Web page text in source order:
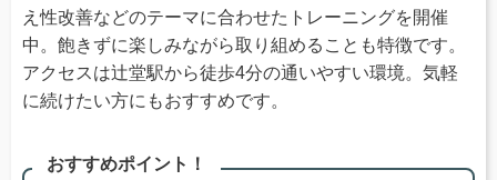
え性改善などのテーマに合わせたトレーニングを開催
中。飽きずに楽しみながら取り組めることも特徴です。
アクセスは辻堂駅から徒歩4分の通いやすい環境。気軽
に続けたい方にもおすすめです。
おすすめポイント！